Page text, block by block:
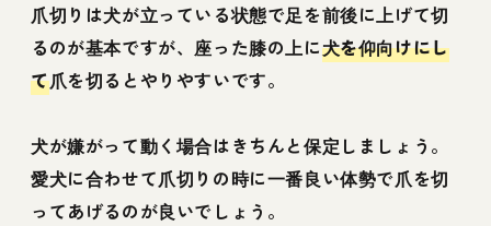
爪切りは犬が立っている状態で足を前後に上げて切
るのが基本ですが、座った膝の上に犬を仰向けにし
て爪を切るとやりやすいです。
犬が嫌がって動く場合はきちんと保定しましょう。
愛犬に合わせて爪切りの時に一番良い体勢で爪を切
ってあげるのが良いでしょう。